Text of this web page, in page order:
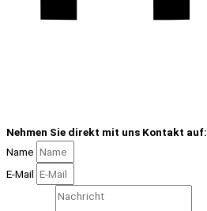
Nehmen Sie direkt mit uns Kontakt auf:
Name
E-Mail